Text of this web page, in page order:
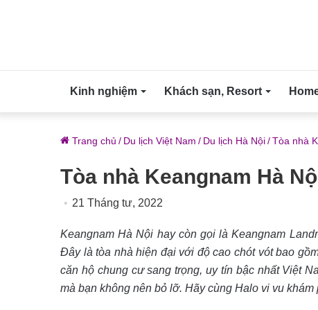
Kinh nghiệm Khách sạn, Resort
Trang chủ / Du lịch Việt Nam / Du lịch Hà Nội/Tòa nhà
Tòa nhà Keangnam Hà
21 Tháng tư, 2022
Keangnam Hà Nội hay còn gọi là Keangnam
Đây là tòa nhà hiện đại với độ cao chót vót bao
căn hộ chung cư sang trọng, uy tín bậc nhất Việt
mà bạn không nên bỏ lỡ. Hãy cùng Halo vi vu khám